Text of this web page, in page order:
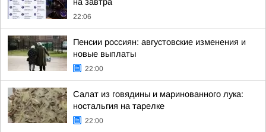
22:06
Пенсии россиян: августовские изменения и
новые выплаты
22:00
Салат из говядины и маринованного лука:
ностальгия на тарелке
22:00